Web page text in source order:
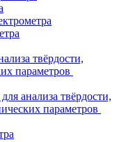
твёрдости,
параметров
анализа твёрдости,
параметров